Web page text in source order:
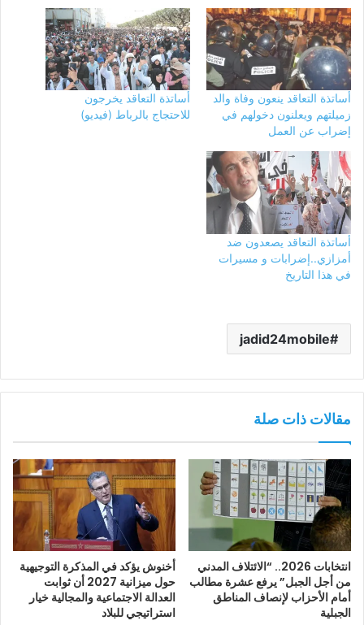
أساتذة التعاقد ينعون وفاة والد
زميلتهم ويعلنون دخولهم في
إضراب عن العمل
أساتذة التعاقد يخرجون
للاحتجاج بالرباط (فيديو)
أساتذة التعاقد يصعدون ضد
أمزازي..إضرابات و مسيرات
في هذا التاريخ
jadid24mobile
مقالات ذات صلة
انتخابات 2026.. “الائتلاف المدني
من أجل الجبل” يرفع عشرة مطالب
أمام الأحزاب لإنصاف المناطق
الجبلية
أخنوش يؤكد في المذكرة التوجيهية
حول ميزانية 2027 أن ثوابت
العدالة الاجتماعية والمجالية خيار
استراتيجي للبلاد